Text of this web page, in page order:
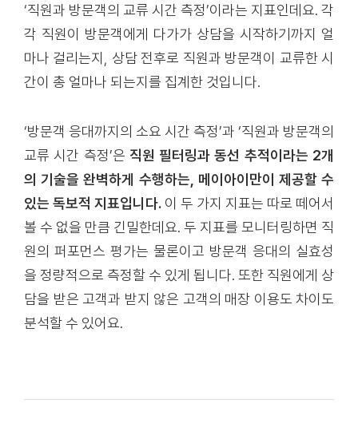
‘직원과 방문객의 교류 시간 측정’이라는 지표인데요. 각
각 직원이 방문객에게 다가가 상담을 시작하기까지 얼
마나 걸리는지, 상담 전후로 직원과 방문객이 교류한 시
간이 총 얼마나 되는지를 집계한 것입니다.
‘방문객 응대까지의 소요 시간 측정’과 ‘직원과 방문객의
교류 시간 측정’은 직원 필터링과 동선 추적이라는 2개
의 기술을 완벽하게 수행하는, 메이아이만이 제공할 수
있는 독보적 지표입니다. 이 두 가지 지표는 따로 떼어서
볼 수 없을 만큼 긴밀한데요. 두 지표를 모니터링하면 직
원의 퍼포먼스 평가는 물론이고 방문객 응대의 실효성
을 정량적으로 측정할 수 있게 됩니다. 또한 직원에게 상
담을 받은 고객과 받지 않은 고객의 매장 이용도 차이도
분석할 수 있어요.